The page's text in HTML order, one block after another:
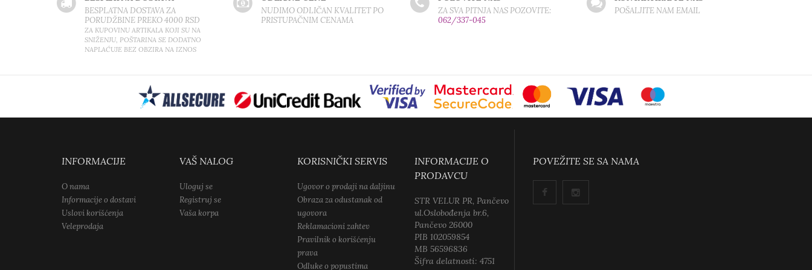
BESPLATNA DOSTAVA ZA
PORUDŽBINE PREKO 4000 RSD
ZA KUPOVINU ARTIKALA KOJI SU NA
SNIŽENJU, POŠTARINA SE DODATNO
NAPLAĆUJE BEZ OBZIRA NA IZNOS
NUDIMO ODLIČAN KVALITET PO
PRISTUPAČNIM CENAMA
ZA SVA PITNJA NAS POZOVITE:
062/337-045
POŠALJITE NAM EMAIL
INFORMACIJE
O nama
Informacije o dostavi
Uslovi korišćenja
Veleprodaja
VAŠ NALOG
Uloguj se
Registruj se
Vaša korpa
KORISNIČKI SERVIS
Ugovor o prodaji na daljinu
Obraza za odustanak od
ugovora
Reklamacioni zahtev
Pravilnik o korišćenju
prava
Odluke o popustima
INFORMACIJE O
PRODAVCU
STR VELUR PR, Pančevo
ul.Oslobođenja br.6,
Pančevo 26000
PIB 102059854
MB 56596836
Šifra delatnosti: 4751
POVEŽITE SE SA NAMA